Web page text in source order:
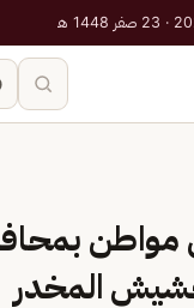
مواطن
المخدر